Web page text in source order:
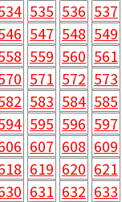
535 536 537
547 548 549
559 560 561
571 572 573
583 584 585
595 596 597
607 608 609
619 620 621
631 632 633